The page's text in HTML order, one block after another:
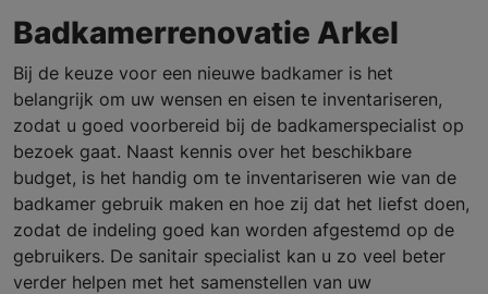
Badkamerrenovatie Arkel
Bij de keuze voor een nieuwe badkamer is het
belangrijk om uw wensen en eisen te inventariseren,
zodat u goed voorbereid bij de badkamerspecialist op
bezoek gaat. Naast kennis over het beschikbare
budget, is het handig om te inventariseren wie van de
badkamer gebruik maken en hoe zij dat het liefst doen,
zodat de indeling goed kan worden afgestemd op de
gebruikers. De sanitair specialist kan u zo veel beter
verder helpen met het samenstellen van uw